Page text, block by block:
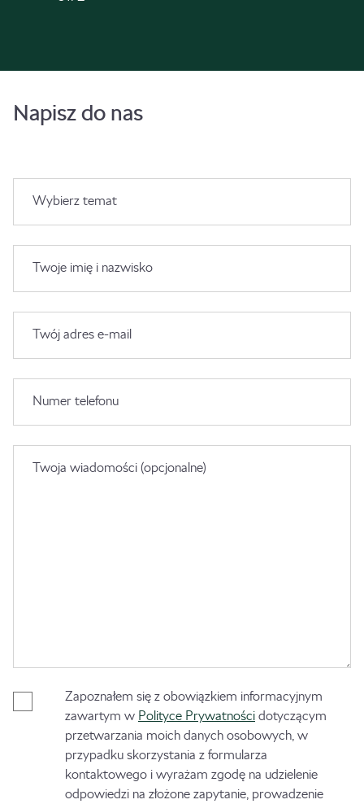
Napisz do nas
Wybierz temat
Twoje imię i nazwisko
Twój adres e-mail
Numer telefonu
Twoja wiadomości (opcjonalne)
Zapoznałem się z obowiązkiem informacyjnym
zawartym w Polityce Prywatności dotyczącym
przetwarzania moich danych osobowych, w
przypadku skorzystania z formularza
kontaktowego i wyrażam zgodę na udzielenie
odpowiedzi na złożone zapytanie, prowadzenie